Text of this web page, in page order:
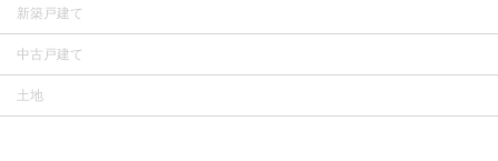
新築戸建て
中古戸建て
土地